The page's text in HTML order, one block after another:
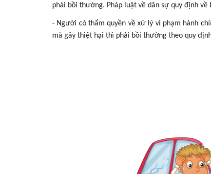
phải bồi thường. Pháp luật về dân sự quy định
- Người có thẩm quyền về xử lý vi phạm hành
mà gây thiệt hại thì phải bồi thường theo quy